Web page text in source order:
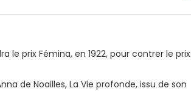
le prix Fémina, en 1922, pour contrer le prix
de Noailles, La Vie profonde, issu de son